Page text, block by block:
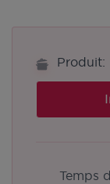
Produit:
Temps